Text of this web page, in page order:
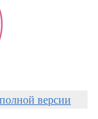
версии